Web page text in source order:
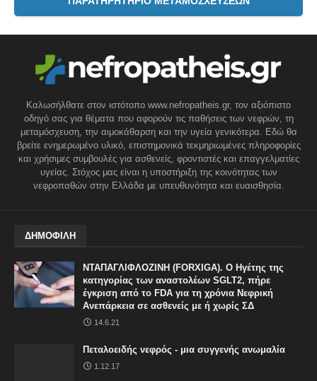
Καλωσήλθατε στον ιστότοπο www.nefropatheis.gr, τον αξιόπιστο
οδηγό σας για θέματα που αφορούν τις παθήσεις των νεφρών, τη
μεταμόσχευση, την αιμοκάθαρση και την υγεία γενικότερα. Εδώ θα
βρείτε ενημερωμένο υλικό, επιστημονικά τεκμηριωμένες πληροφορίες
και χρήσιμες συμβουλές για ασθενείς, φροντιστές και επαγγελματίες
υγείας. Στόχος μας είναι η υποστήριξη της κοινότητας των
νεφροπαθών στην Ελλάδα με υπευθυνότητα και ευαισθησία.
ΔΗΜΟΦΙΛΗ
ΝΤΑΠΑΓΛΙΦΛΟΖΙΝΗ (FORXIGA). Ο Ηγέτης της
κατηγορίας των αναστολέων SGLT2, πήρε
έγκριση από το FDA για τη χρόνια Νεφρική
Ανεπάρκεια σε ασθενείς με ή χωρίς ΣΔ
14.6.21
Πεταλοειδής νεφρός - μια συγγενής ανωμαλία
1.12.17